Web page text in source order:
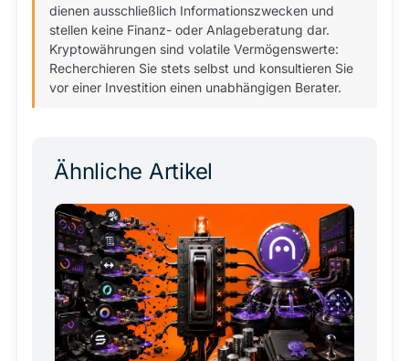
dienen ausschließlich Informationszwecken und
stellen keine Finanz- oder Anlageberatung dar.
Kryptowährungen sind volatile Vermögenswerte:
Recherchieren Sie stets selbst und konsultieren Sie
vor einer Investition einen unabhängigen Berater.
Ähnliche Artikel